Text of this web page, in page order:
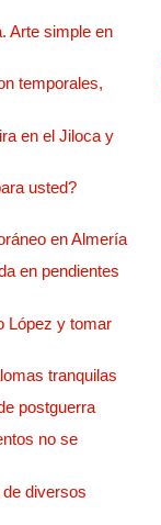
Arte simple en
temporales,
en el Jiloca y
usted?
en Almería
en pendientes
López y tomar
tranquilas
postguerra
no se
diversos